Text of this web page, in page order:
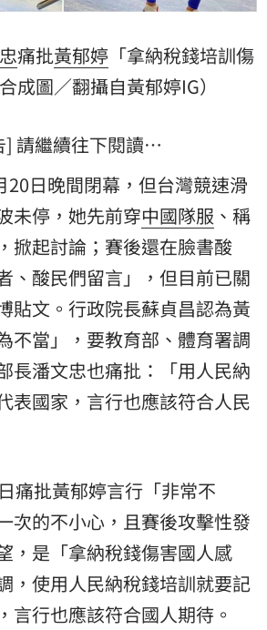
痛批黃郁婷 「拿納稅錢培訓傷
成圖／翻攝自黃郁婷IG）
] 請繼續往下閱讀…
20日晚間閉幕，但台灣競速滑
未停，她先前穿中國隊服 、稱
掀起討論；賽後還在臉書酸
、酸民們留言」，但目前已關
貼文。行政院長蘇貞昌認為黃
不當」，要教育部、體育署調
長潘文忠也痛批：「用人民納
表國家，言行也應該符合人民
痛批黃郁婷言行「非常不
次的不小心，且賽後攻擊性發
，是「拿納稅錢傷害國人感
，使用人民納稅錢培訓就要記
言行也應該符合國人期待。